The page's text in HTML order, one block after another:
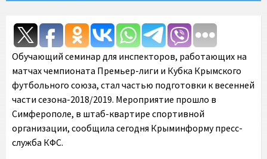
Обучающий семинар для инспекторов, работающих на
матчах чемпионата Премьер-лиги и Кубка Крымского
футбольного союза, стал частью подготовки к весенней
части сезона-2018/2019. Мероприятие прошло в
Симферополе, в штаб-квартире спортивной
организации, сообщила сегодня Крыминформу пресс-
служба КФС.